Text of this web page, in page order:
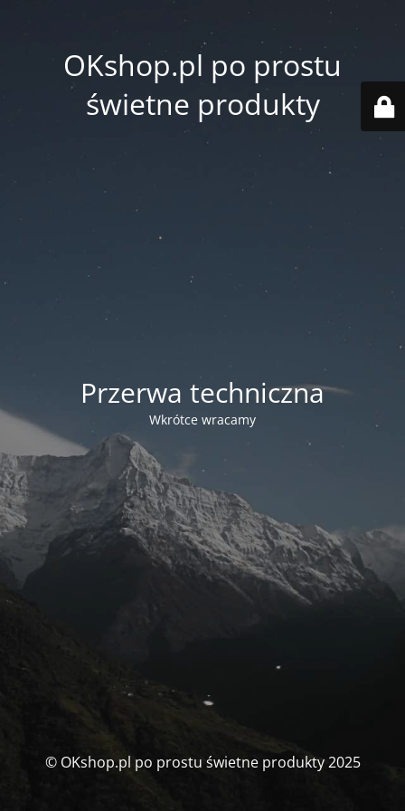
OKshop.pl po prostu
świetne produkty
Przerwa techniczna
Wkrótce wracamy
© OKshop.pl po prostu świetne produkty 2025